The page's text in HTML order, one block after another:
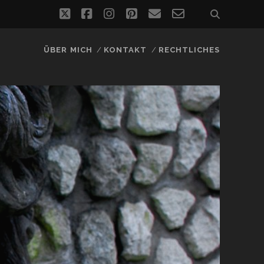
twitterfacebookinstagram
pinterest
emailemail-
ÜBER MICH KONTAKT RECHTLICHES